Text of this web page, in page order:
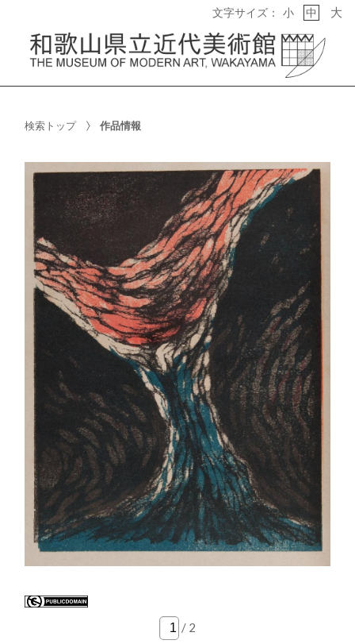
文字サイズ： 小 中 大
検索トップ 作品情報
/ 2